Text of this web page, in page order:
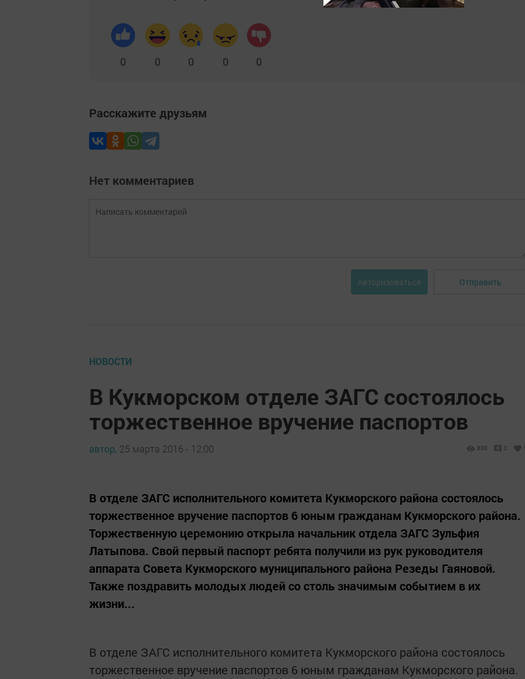
0 0 0 0 0
Расскажите друзьям
Нет комментариев
Авторизоваться Отправить
НОВОСТИ
В Кукморском отделе ЗАГС состоялось
торжественное вручение паспортов
автор, 25 марта 2016 - 12:00 838 0
В отделе ЗАГС исполнительного комитета Кукморского района состоялось
торжественное вручение паспортов 6 юным гражданам Кукморского района.
Торжественную церемонию открыла начальник отдела ЗАГС Зульфия
Латыпова. Свой первый паспорт ребята получили из рук руководителя
аппарата Совета Кукморского муниципального района Резеды Гаяновой.
Также поздравить молодых людей со столь значимым событием в их
жизни...
В отделе ЗАГС исполнительного комитета Кукморского района состоялось
торжественное вручение паспортов 6 юным гражданам Кукморского района.